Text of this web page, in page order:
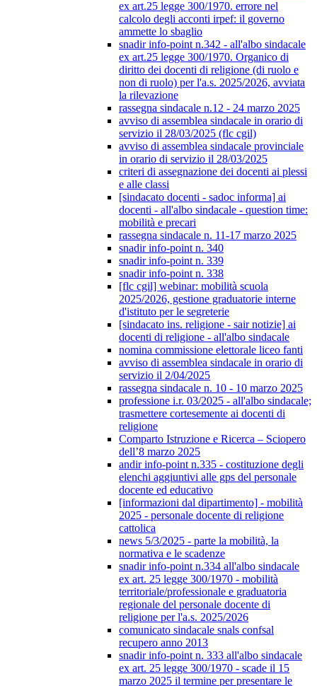
ex art.25 legge 300/1970. errore nel
calcolo degli acconti irpef: il governo
ammette lo sbaglio
snadir info-point n.342 - all'albo sindacale
ex art.25 legge 300/1970. Organico di
diritto dei docenti di religione (di ruolo e
non di ruolo) per l'a.s. 2025/2026, avviata
la rilevazione
rassegna sindacale n.12 - 24 marzo 2025
avviso di assemblea sindacale in orario di
servizio il 28/03/2025 (flc cgil)
avviso di assemblea sindacale provinciale
in orario di servizio il 28/03/2025
criteri di assegnazione dei docenti ai plessi
e alle classi
[sindacato docenti - sadoc informa] ai
docenti - all'albo sindacale - question time:
mobilità e precari
rassegna sindacale n. 11-17 marzo 2025
snadir info-point n. 340
snadir info-point n. 339
snadir info-point n. 338
[flc cgil] webinar: mobilità scuola
2025/2026, gestione graduatorie interne
d'istituto per le segreterie
[sindacato ins. religione - sair notizie] ai
docenti di religione - all'albo sindacale
nomina commissione elettorale liceo fanti
avviso di assemblea sindacale in orario di
servizio il 2/04/2025
rassegna sindacale n. 10 - 10 marzo 2025
professione i.r. 03/2025 - all'albo sindacale;
trasmettere cortesemente ai docenti di
religione
Comparto Istruzione e Ricerca – Sciopero
dell’8 marzo 2025
andir info-point n.335 - costituzione degli
elenchi aggiuntivi alle gps del personale
docente ed educativo
[informazioni dal dipartimento] - mobilità
2025 - personale docente di religione
cattolica
news 5/3/2025 - parte la mobilità, la
normativa e le scadenze
snadir info-point n.334 all'albo sindacale
ex art. 25 legge 300/1970 - mobilità
territoriale/professionale e graduatoria
regionale del personale docente di
religione per l'a.s. 2025/2026
comunicato sindacale snals confsal
recupero anno 2013
snadir info-point n. 333 all'albo sindacale
ex art. 25 legge 300/1970 - scade il 15
marzo 2025 il termine per presentare le